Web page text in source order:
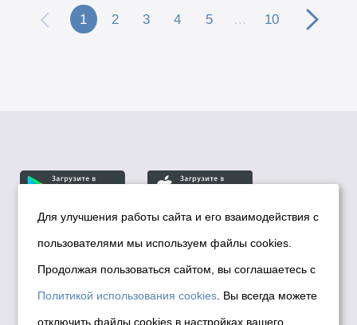
1 2 3 4 5 … 10
© Департамент информационной политики мэрии
города Новосибирска, 2026
Политика использования Cookies
Политика по обработке персональных
Для улучшения работы сайта и его взаимодействия с
пользователями мы используем файлы cookies.
Продолжая пользоваться сайтом, вы соглашаетесь с
Политикой использования cookies . Вы всегда можете
отключить файлы cookies в настройках вашего